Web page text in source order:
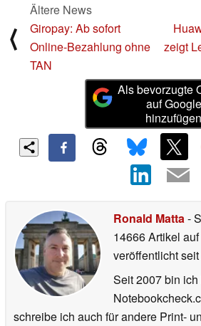
⟨
Ältere News
Giropay: Ab sofort
Online-Bezahlung ohne
TAN
zeigt
Als bevorzugte
auf Google
hinzufügen
Ronald Matta-
14666 Artikel
veröffentlicht
Seit 2007 bin
schreibe ich auch für andere Print-